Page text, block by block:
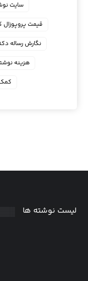
سایت
قیمت پروپوزال
نگارش رساله
هزینه
کمک
لیست نوشته ها